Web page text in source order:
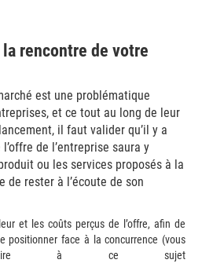
rencontre de votre
est une problématique
et ce tout au long de leur
il faut valider qu’il y a
de l’entreprise saura y
ou les services proposés à la
de rester à l’écoute de son
et les coûts perçus de l’offre, afin de
positionner face à la concurrence (vous
lire à ce sujet